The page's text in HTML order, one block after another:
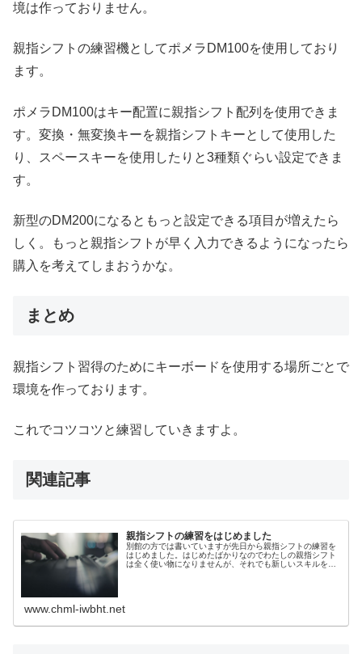
境は作っておりません。
親指シフトの練習機としてポメラDM100を使用しており
ます。
ポメラDM100はキー配置に親指シフト配列を使用できま
す。変換・無変換キーを親指シフトキーとして使用した
り、スペースキーを使用したりと3種類ぐらい設定できま
す。
新型のDM200になるともっと設定できる項目が増えたら
しく。もっと親指シフトが早く入力できるようになったら
購入を考えてしまおうかな。
まとめ
親指シフト習得のためにキーボードを使用する場所ごとで
環境を作っております。
これでコツコツと練習していきますよ。
関連記事
親指シフトの練習をはじめました
別館の方では書いていますが先日から親指シフトの練習を
はじめました。はじめたばかりなのでわたしの親指シフト
は全く使い物になりませんが、それでも新しいスキルを身
www.chml-iwbht.net